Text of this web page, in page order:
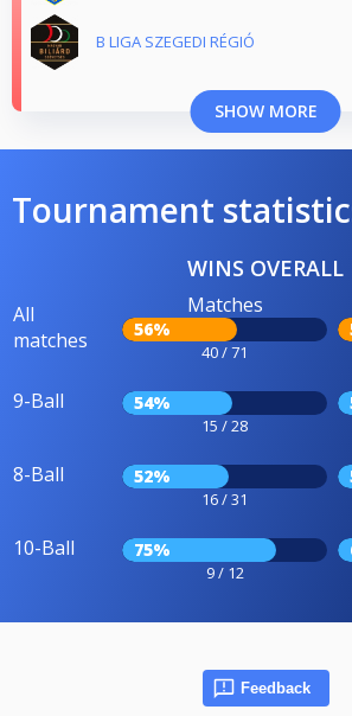
B LIGA SZEGEDI RÉGIÓ
SHOW MORE
Tournament
WINS OVERALL
All
matches
Matches
56%
40 / 71
9-Ball 54%
15 / 28
8-Ball 52%
16 / 31
10-Ball 75%
9 / 12
Feedback